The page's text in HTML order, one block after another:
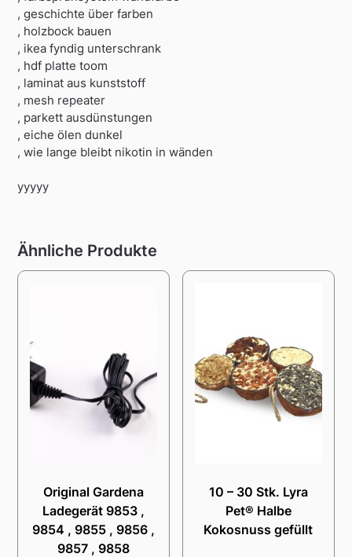
, geschichte über farben
, holzbock bauen
, ikea fyndig unterschrank
, hdf platte toom
, laminat aus kunststoff
, mesh repeater
, parkett ausdünstungen
, eiche ölen dunkel
, wie lange bleibt nikotin in wänden
yyyyy
Ähnliche Produkte
Original Gardena
Ladegerät 9853 ,
9854 , 9855 , 9856 ,
9857 , 9858
10 – 30 Stk. Lyra
Pet® Halbe
Kokosnuss gefüllt